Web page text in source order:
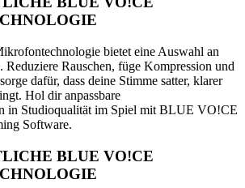
bietet eine Auswahl an
Reduziere Rauschen, füge Kompression und
dafür, dass deine Stimme satter, klarer
Hol dir anpassbare
in Studioqualität im Spiel mit BLUE VO!CE
Software.
BLUE VO!CE